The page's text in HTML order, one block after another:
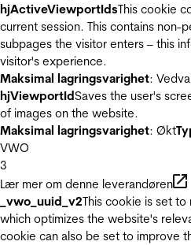
hjActiveViewportIdsThis cookie
current session. This contains non-
subpages the visitor enters – this
visitor's experience.
Maksimal lagringsvarighet:
hjViewportIdSaves the user's
of images on the website.
Maksimal lagringsvarighet: Økt
VWO
3
Lær mer om denne leverandøren
_vwo_uuid_v2This cookie is set
which optimizes the website's
cookie can also be set to improve